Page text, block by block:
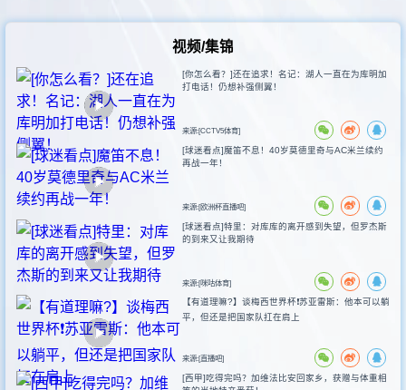
视频/集锦
[你怎么看？]还在追求！名记：湖人一直在为库明加
打电话！仍想补强侧翼！
来源:[CCTV5体育]
[球迷看点]魔笛不息！40岁莫德里奇与AC米兰续约
再战一年！
来源:[欧洲杯直播吧]
[球迷看点]特里：对库库的离开感到失望，但罗杰斯
的到来又让我期待
来源:[咪咕体育]
【有道理嘛?】谈梅西世界杯❗苏亚雷斯：他本可以躺
平，但还是把国家队扛在肩上
来源:[直播吧]
[西甲]吃得完吗？加维法比安回家乡，获赠与体重相